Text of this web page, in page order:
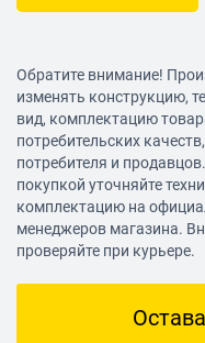
Обратите внимание!
изменять конструкцию,
вид, комплектацию
потребительских
потребителя и
покупкой уточняйте
комплектацию на
менеджеров магазина.
проверяйте при курьере.